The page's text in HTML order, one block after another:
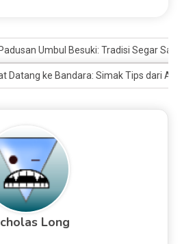
Umbul Besuki: Tradisi Segar
Datang ke Bandara: Simak Tips dari Ahli
Long